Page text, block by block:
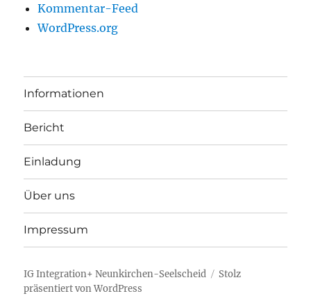
Kommentar-Feed
WordPress.org
Informationen
Bericht
Einladung
Über uns
Impressum
IG Integration+ Neunkirchen-Seelscheid
Stolz
präsentiert von WordPress